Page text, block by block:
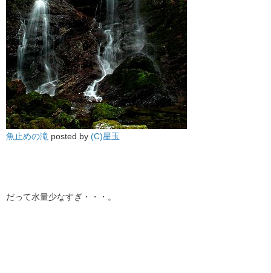
魚止めの滝 posted by (C)星玉
だって水量少なすぎ・・・。